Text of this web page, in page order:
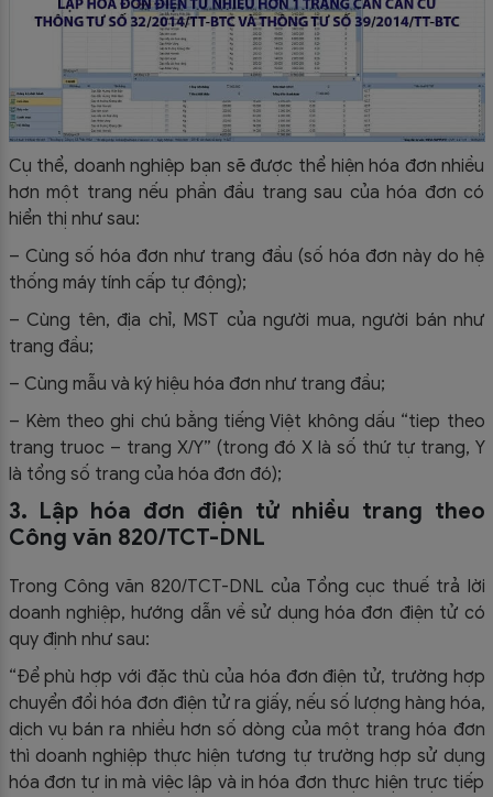
Cụ thể, doanh nghiệp bạn sẽ được thể hiện hóa đơn nhiều
hơn một trang nếu phần đầu trang sau của hóa đơn có
hiển thị như sau:
– Cùng số hóa đơn như trang đầu (số hóa đơn này do hệ
thống máy tính cấp tự động);
– Cùng tên, địa chỉ, MST của người mua, người bán như
trang đầu;
– Cùng mẫu và ký hiệu hóa đơn như trang đầu;
– Kèm theo ghi chú bằng tiếng Việt không dấu “tiep theo
trang truoc – trang X/Y” (trong đó X là số thứ tự trang, Y
là tổng số trang của hóa đơn đó);
3. Lập hóa đơn điện tử nhiều trang theo
Công văn 820/TCT-DNL
Trong Công văn 820/TCT-DNL của Tổng cục thuế trả lời
doanh nghiệp, hướng dẫn về sử dụng hóa đơn điện tử có
quy định như sau:
“Để phù hợp với đặc thù của hóa đơn điện tử, trường hợp
chuyển đổi hóa đơn điện tử ra giấy, nếu số lượng hàng hóa,
dịch vụ bán ra nhiều hơn số dòng của một trang hóa đơn
thì doanh nghiệp thực hiện tương tự trường hợp sử dụng
hóa đơn tự in mà việc lập và in hóa đơn thực hiện trực tiếp